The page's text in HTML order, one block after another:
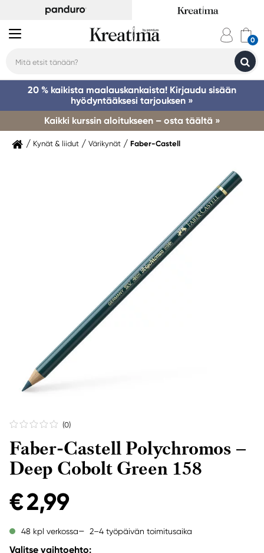
20 % kaikista maalauskankaista! Kirjaudu sisään
hyödyntääksesi tarjouksen »
Kaikki kurssin aloitukseen – osta täältä »
Kynät & liidut Värikynät Faber-Castell
(0)
Faber-Castell Polychromos –
Deep Cobolt Green 158
€ 2,99
48 kpl verkossa 2–4 työpäivän toimitusaika
Valitse vaihtoehto: